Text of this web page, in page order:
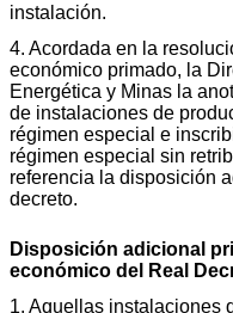
instalación.
4. Acordada en la
económico primado, la
Energética y Minas la
de instalaciones de
régimen especial e
régimen especial sin
referencia la disposición
decreto.
Disposición adicional
económico del Real
1. Aquellas instalaciones